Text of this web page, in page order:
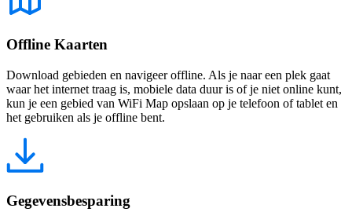
Offline Kaarten
Download gebieden en navigeer offline. Als je naar een plek gaat
waar het internet traag is, mobiele data duur is of je niet online kunt,
kun je een gebied van WiFi Map opslaan op je telefoon of tablet en
het gebruiken als je offline bent.
Gegevensbesparing